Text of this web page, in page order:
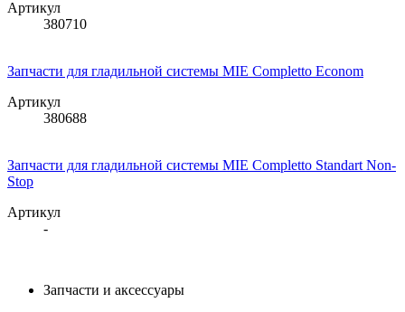
Артикул
380710
Запчасти для гладильной системы MIE Completto Econom
Артикул
380688
Запчасти для гладильной системы MIE Completto Standart Non-
Stop
Артикул
-
Запчасти и аксессуары